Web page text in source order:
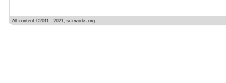
All content ©2011 - 2021, sci-works.org